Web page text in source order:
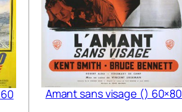
Amant sans visage () 60×80